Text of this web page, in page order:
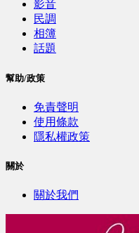
影音
民調
相簿
話題
幫助/政策
免責聲明
使用條款
隱私權政策
關於
關於我們